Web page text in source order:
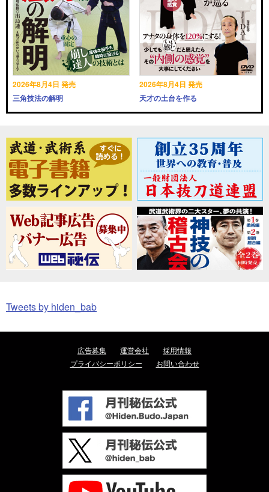
2026年8月4日 発売
三角技法の解明
2026年8月4日 発売
天才の土台を作る
Tweets by hiden_bab
広告募集 運営会社
採用情報
プライバシーポリシー
お問い合わせ